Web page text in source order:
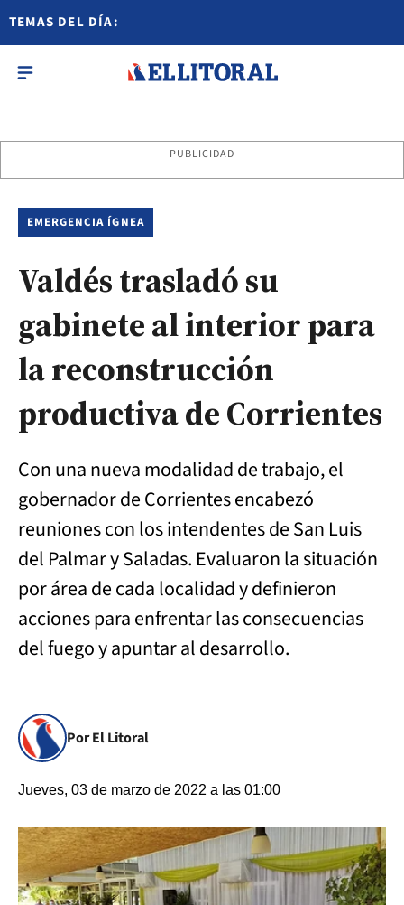
TEMAS DEL DÍA:
PUBLICIDAD
EMERGENCIA ÍGNEA
Valdés trasladó su
gabinete al interior para
la reconstrucción
productiva de Corrientes
Con una nueva modalidad de trabajo, el
gobernador de Corrientes encabezó
reuniones con los intendentes de San Luis
del Palmar y Saladas. Evaluaron la situación
por área de cada localidad y definieron
acciones para enfrentar las consecuencias
del fuego y apuntar al desarrollo.
Por El Litoral
Jueves, 03 de marzo de 2022 a las 01:00